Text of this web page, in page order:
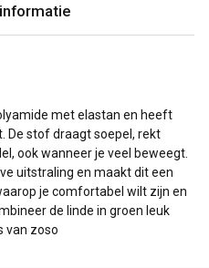
met elastan en heeft
De stof draagt soepel, rekt
ook wanneer je veel beweegt.
uitstraling en maakt dit een
je comfortabel wilt zijn en
de linde in groen leuk
van zoso